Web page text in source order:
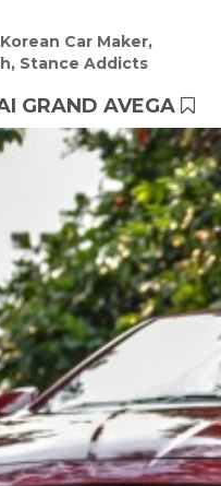
Korean Car Maker,
, Stance Addicts
GRAND AVEGA